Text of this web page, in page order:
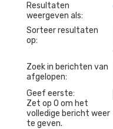
Resultaten
weergeven als:
Sorteer resultaten
op:
Zoek in berichten van
afgelopen:
Geef eerste:
Zet op 0 om het
volledige bericht weer
te geven.